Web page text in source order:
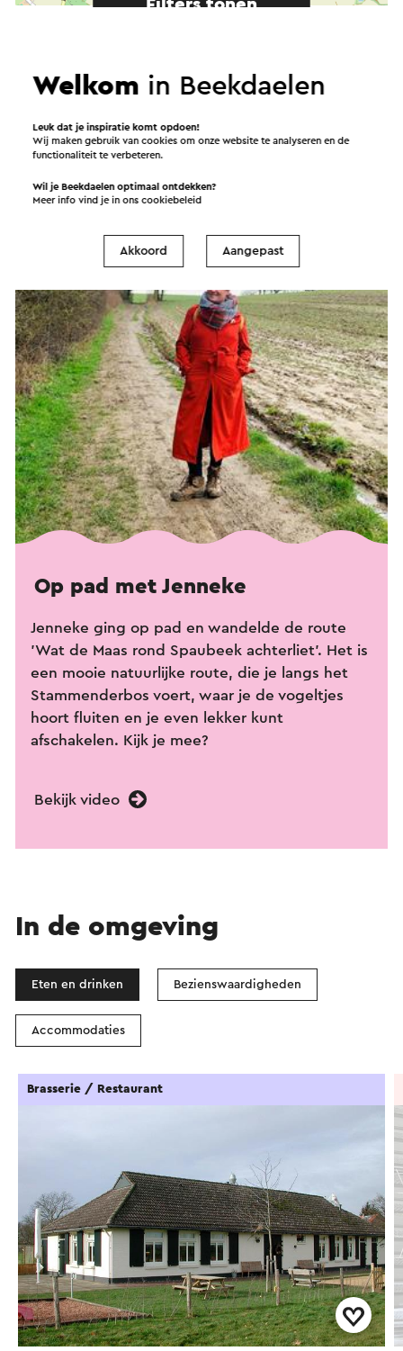
Filters tonen
Op pad met Jenneke
Jenneke ging op pad en wandelde de route
'Wat de Maas rond Spaubeek achterliet'. Het is
een mooie natuurlijke route, die je langs het
Stammenderbos voert, waar je de vogeltjes
hoort fluiten en je even lekker kunt
afschakelen. Kijk je mee?
Bekijk video
In de omgeving
Eten en drinken Bezienswaardigheden
Accommodaties
Brasserie / Restaurant
Welkom in Beekdaelen
Leuk dat je inspiratie komt opdoen!
Wij maken gebruik van cookies om onze website te analyseren en de
functionaliteit te verbeteren.
Wil je Beekdaelen optimaal ontdekken?
Meer info vind je in onscookiebeleid
Akkoord Aangepast